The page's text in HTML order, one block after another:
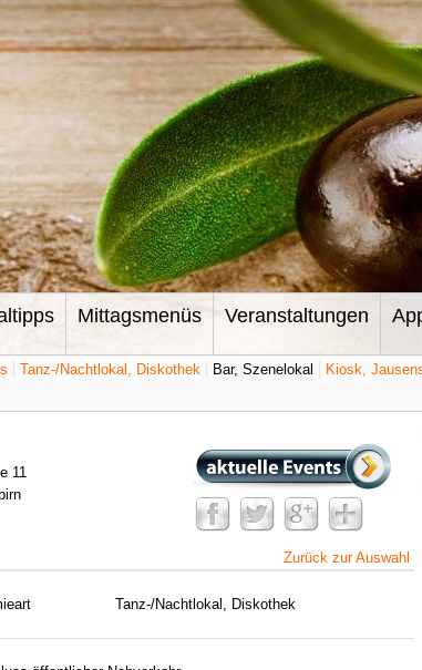
Mittagsmenüs Veranstaltungen
Tanz-/Nachtlokal, Diskothek Bar, Szenelokal Kiosk,
11
Zurück zur Auswahl
Tanz-/Nachtlokal, Diskothek